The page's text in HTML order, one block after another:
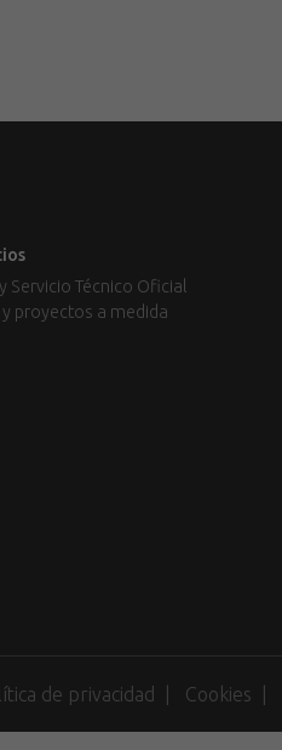
Servicio Técnico Oficial
y proyectos a medida
de privacidad Cookies